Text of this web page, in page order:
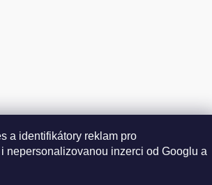
a identifikátory reklam pro
nepersonalizovanou inzerci od Googlu a
WEINSCHMECKER.CZ . Všechna práva
vyhrazena.